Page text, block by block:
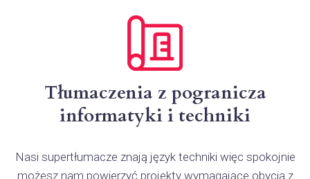
Tłumaczenia z pogranicza
informatyki i techniki
Nasi supertłumacze znają język techniki więc spokojnie
możesz nam powierzyć projekty wymagające obycia z